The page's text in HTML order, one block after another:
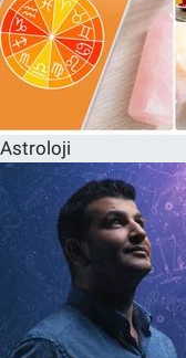
Astroloji